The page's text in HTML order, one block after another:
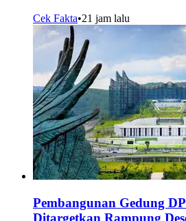
Cek Fakta•21 jam lalu
Pembangunan Gedung
Ditargetkan Rampung